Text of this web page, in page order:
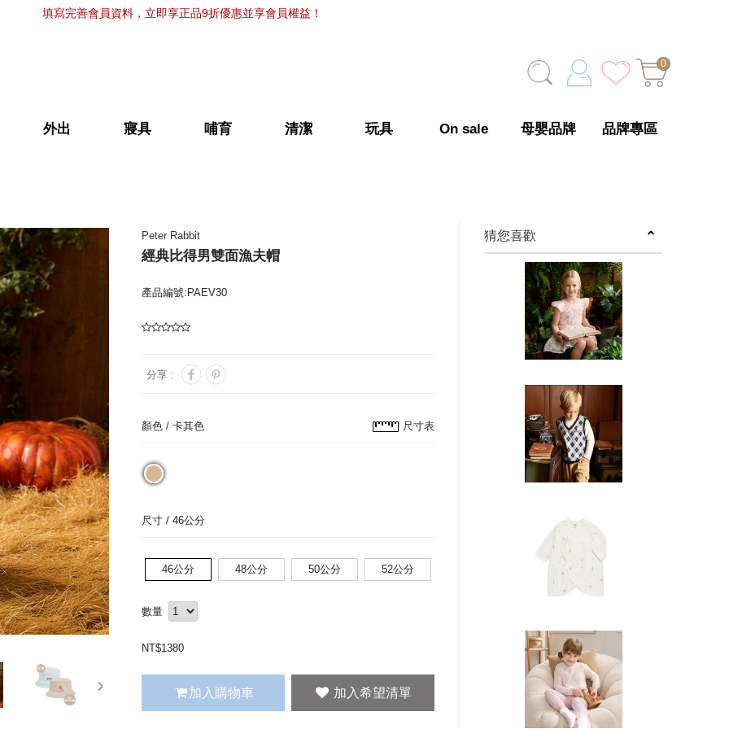
填寫完善會員資料，立即享正品9折優惠並享會員權益！
0
外出 寢具 哺育 清潔 玩具 On sale 母嬰品牌 品牌專區
next
Peter Rabbit
經典比得男雙面漁夫帽
產品編號:PAEV30
分享 :
顏色 / 卡其色 尺寸表
尺寸 / 46公分
46公分 48公分 50公分 52公分
數量
NT$1380
加入購物車
猜您喜歡